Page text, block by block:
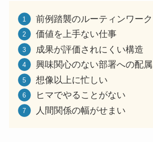
前例踏襲のルーティンワーク
価値を上手ない仕事
成果が評価されにくい構造
興味関心のない部署への配属
想像以上に忙しい
ヒマでやることがない
人間関係の幅がせまい